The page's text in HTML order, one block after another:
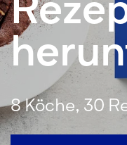
8 Köche, 30